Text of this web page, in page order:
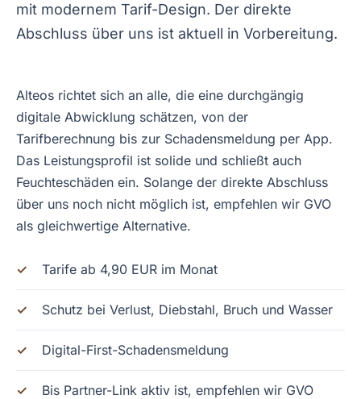
mit modernem Tarif-Design. Der direkte
Abschluss über uns ist aktuell in Vorbereitung.
Alteos richtet sich an alle, die eine durchgängig
digitale Abwicklung schätzen, von der
Tarifberechnung bis zur Schadensmeldung per App.
Das Leistungsprofil ist solide und schließt auch
Feuchteschäden ein. Solange der direkte Abschluss
über uns noch nicht möglich ist, empfehlen wir GVO
als gleichwertige Alternative.
Tarife ab 4,90 EUR im Monat
Schutz bei Verlust, Diebstahl, Bruch und Wasser
Digital-First-Schadensmeldung
Bis Partner-Link aktiv ist, empfehlen wir GVO